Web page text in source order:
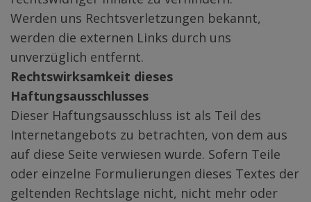
Werden uns Rechtsverletzungen bekannt,
werden die externen Links durch uns
unverzüglich entfernt.
Rechtswirksamkeit dieses
Haftungsausschlusses
Dieser Haftungsausschluss ist als Teil des
Internetangebots zu betrachten, von dem aus
auf diese Seite verwiesen wurde. Sofern Teile
oder einzelne Formulierungen dieses Textes der
geltenden Rechtslage nicht, nicht mehr oder